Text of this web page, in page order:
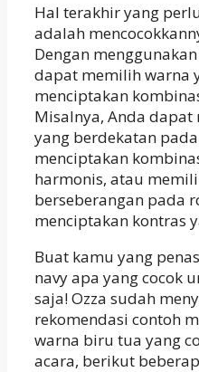
Hal terakhir yang
adalah
Dengan
dapat memilih warna
menciptakan
Misalnya, Anda
yang berdekatan
menciptakan
harmonis, atau
berseberangan pada
menciptakan kontras
Buat kamu yang
navy apa yang cocok
saja! Ozza sudah
rekomendasi contoh
warna biru tua yang
acara, berikut